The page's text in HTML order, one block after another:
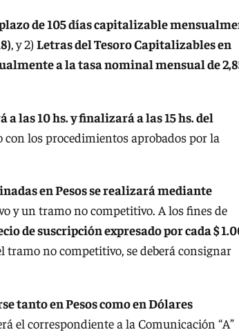
de 105 días capitalizable
, y 2) Letras del Tesoro Capitalizables en
a la tasa nominal mensual de
las 10 hs. y finalizará a las 15 hs. del
con los procedimientos aprobados por la
en Pesos se realizará mediante
y un tramo no competitivo. A los fines de
de suscripción expresado por cada $
tramo no competitivo, se deberá consignar
tanto en Pesos como en Dólares
el correspondiente a la Comunicación “A”